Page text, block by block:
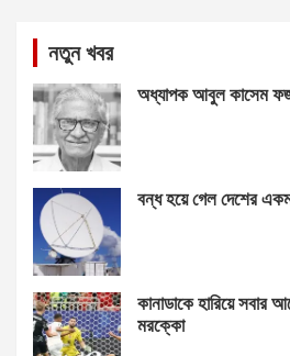
নতুন খবর
অধ্যাপক আবুল কাসেম
বন্ধ হয়ে গেল দেশের
কানাডাকে হারিয়ে সবার
মরক্কো